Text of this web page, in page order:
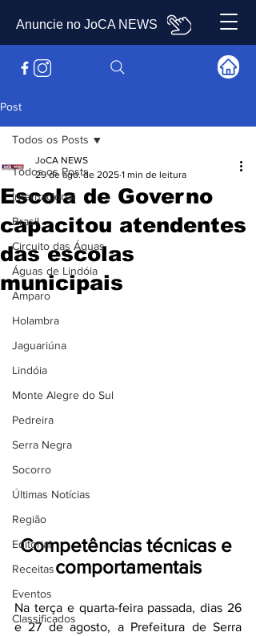
Anuncie no JoCA NEWS
Post
Todos os Posts
Internacional
Brasil
Circuito das Águas
Águas de Lindóia
Amparo
Holambra
Jaguariúna
Lindóia
Monte Alegre do Sul
Pedreira
Serra Negra
Socorro
Últimas Notícias
Região
Editorial
Receitas
Eventos
Classificados
Todos os Posts
Escola de Governo
capacitou atendentes
das escolas
municipais
JoCA NEWS
29 de ago. de 2025 1 min de leitura
Competências técnicas e
comportamentais
Na terça e quarta-feira passada, dias 26
e 27 de agosto, a Prefeitura de Serra